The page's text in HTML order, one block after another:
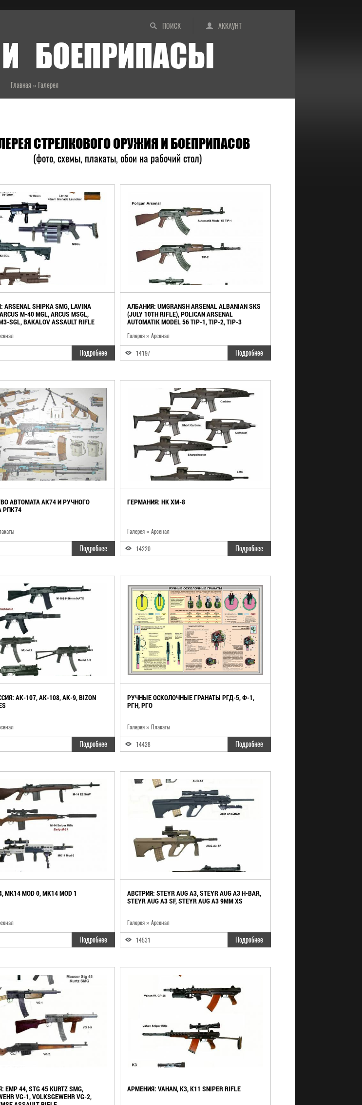
ПОИСК АККАУНТ
БОЕПРИПАСЫ
Главная » Галерея
СТРЕЛКОВОГО ОРУЖИЯ И БОЕПРИПАСОВ
(фото, схемы, плакаты, обои на рабочий стол)
SHIPKA SMG, LAVINA
M-40 MGL, ARCUS MSGL,
SGL, BAKALOV ASSAULT RIFLE
Подробнее
АЛБАНИЯ: UMGRANSH ARSENAL ALBANIAN SKS
(JULY 10TH RIFLE), POLICAN ARSENAL
AUTOMATIK MODEL 56 TIP-1, TIP-2, TIP-3
Галерея » Арсенал
14197 Подробнее
АВТОМАТА АК74 И РУЧНОГО
РПК74
Подробнее
ГЕРМАНИЯ: HK XM-8
Галерея » Арсенал
14220 Подробнее
AK-107, AK-108, AK-9, BIZON
Подробнее
РУЧНЫЕ ОСКОЛОЧНЫЕ ГРАНАТЫ РГД-5, Ф-1,
РГН, РГО
Галерея » Плакаты
14428 Подробнее
MOD 0, MK14 MOD 1
Подробнее
АВСТРИЯ: STEYR AUG A3, STEYR AUG A3 H-BAR,
STEYR AUG A3 SF, STEYR AUG A3 9MM XS
Галерея » Арсенал
14531 Подробнее
44, STG 45 KURTZ SMG,
VG-1, VOLKSGEWEHR VG-2,
АРМЕНИЯ: VAHAN, K3, K11 SNIPER RIFLE